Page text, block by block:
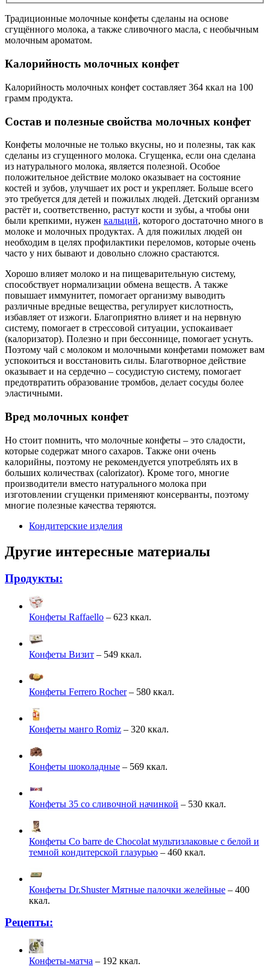
Традиционные молочные конфеты сделаны на основе
сгущённого молока, а также сливочного масла, с необычным
молочным ароматом.
Калорийность молочных конфет
Калорийность молочных конфет составляет 364 ккал на 100
грамм продукта.
Состав и полезные свойства молочных конфет
Конфеты молочные не только вкусны, но и полезны, так как
сделаны из сгущенного молока. Сгущенка, если она сделана
из натурального молока, является полезной. Особое
положительное действие молоко оказывает на состояние
костей и зубов, улучшает их рост и укрепляет. Больше всего
это требуется для детей и пожилых людей. Детский организм
растёт и, соответственно, растут кости и зубы, а чтобы они
были крепкими, нужен кальций, которого достаточно много в
молоке и молочных продуктах. А для пожилых людей он
необходим в целях профилактики переломов, которые очень
часто у них бывают и довольно сложно срастаются.
Хорошо влияет молоко и на пищеварительную систему,
способствует нормализации обмена веществ. А также
повышает иммунитет, помогает организму выводить
различные вредные вещества, регулирует кислотность,
избавляет от изжоги. Благоприятно влияет и на нервную
систему, помогает в стрессовой ситуации, успокаивает
(калоризатор). Полезно и при бессоннице, помогает уснуть.
Поэтому чай с молоком и молочными конфетами поможет вам
успокоиться и восстановить силы. Благотворное действие
оказывает и на сердечно – сосудистую систему, помогает
предотвратить образование тромбов, делает сосуды более
эластичными.
Вред молочных конфет
Но стоит помнить, что молочные конфеты – это сладости,
которые содержат много сахаров. Также они очень
калорийны, поэтому не рекомендуется употреблять их в
больших количествах (calorizator). Кроме того, многие
производители вместо натурального молока при
изготовлении сгущенки применяют консерванты, поэтому
многие полезные качества теряются.
Кондитерские изделия
Другие интересные материалы
Продукты:
Конфеты Raffaello – 623 ккал.
Конфеты Визит – 549 ккал.
Конфеты Ferrero Rocher– 580 ккал.
Конфеты манго Romiz – 320 ккал.
Конфеты шоколадные – 569 ккал.
Конфеты 35 со сливочной начинкой – 530 ккал.
Конфеты Co barre de Chocolat мультизлаковые с белой и
темной кондитерской глазурью – 460 ккал.
Конфеты Dr.Shuster Мятные палочки желейные – 400
ккал.
Рецепты:
Конфеты-матча – 192 ккал.